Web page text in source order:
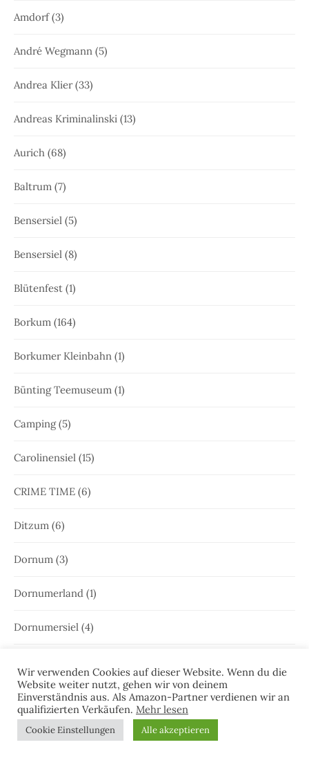
Amdorf(3)
André Wegmann (5)
Andrea Klier(33)
Andreas Kriminalinski (13)
Aurich (68)
Baltrum (7)
Bensersiel (5)
Bensersiel (8)
Blütenfest (1)
Borkum (164)
Borkumer Kleinbahn (1)
Bünting Teemuseum (1)
Camping(5)
Carolinensiel (15)
CRIME TIME (6)
Ditzum (6)
Dornum (3)
Dornumerland (1)
Dornumersiel (4)
Dr. Josefine Brenner (21)
Drachenfest(1)
Wir verwenden Cookies auf dieser Website. Wenn du die
Website weiter nutzt, gehen wir von deinem
Einverständnis aus. Als Amazon-Partner verdienen wir an
qualifizierten Verkäufen. Mehr lesen
Cookie Einstellungen Alle akzeptieren